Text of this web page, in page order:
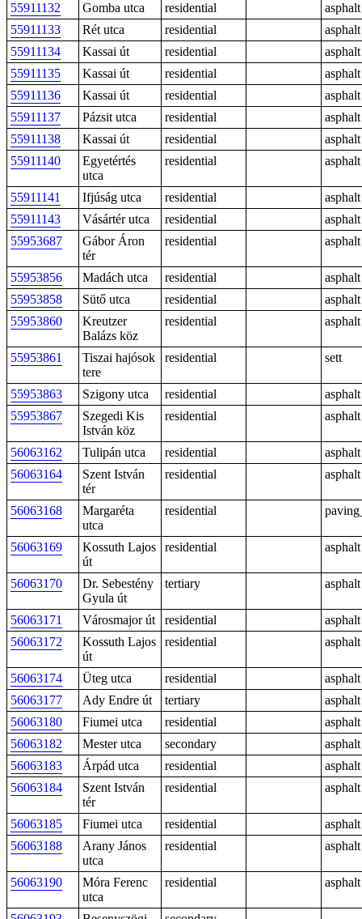
55911132
Gomba utca residential
asphalt
55911133
Rét utca residential
asphalt
55911134
Kassai út residential
asphalt
55911135
Kassai út residential
asphalt
55911136
Kassai út residential
asphalt
55911137
Pázsit utca residential
asphalt
55911138
Kassai út residential
asphalt
55911140
Egyetértés
utca
residential asphalt
55911141 Ifjúság utca residential
asphalt
55911143
Vásártér utca residential
asphalt
55953687
Gábor Áron
tér
residential asphalt
55953856 Madách utca residential
asphalt
55953858
Sütő utca residential
asphalt
55953860
Kreutzer
Balázs köz
residential asphalt
55953861
Tiszai hajósok
tere
residential sett
55953863 Szigony utca residential
asphalt
55953867
Szegedi Kis
István köz
residential asphalt
56063162 Tulipán utca residential
asphalt
56063164
Szent István
tér
residential asphalt
56063168
Margaréta
utca
residential
56063169
Kossuth Lajos
út
residential asphalt
56063170
Dr. Sebestény
Gyula út
tertiary asphalt
56063171 Városmajor út residential
asphalt
56063172
Kossuth Lajos
út
residential asphalt
56063174 Üteg utca residential
asphalt
56063177
Ady Endre út tertiary
asphalt
56063180
Fiumei utca residential
asphalt
56063182
Mester utca secondary
asphalt
56063183
Árpád utca residential
asphalt
56063184
Szent István
tér
residential asphalt
56063185 Fiumei utca residential
asphalt
56063188
Arany János
utca
residential asphalt
56063190
Móra Ferenc
utca
residential asphalt